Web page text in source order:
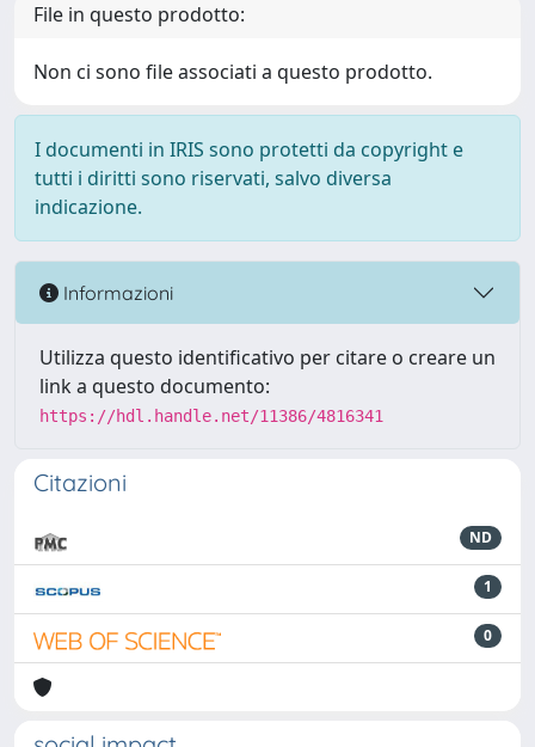
File in questo prodotto:
Non ci sono file associati a questo prodotto.
I documenti in IRIS sono protetti da copyright e
tutti i diritti sono riservati, salvo diversa
indicazione.
Informazioni
Utilizza questo identificativo per citare o creare un
link a questo documento:
https://hdl.handle.net/11386/4816341
Citazioni
ND
1
0